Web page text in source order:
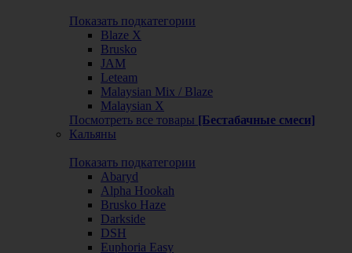
Показать подкатегории
Blaze X
Brusko
JAM
Leteam
Malaysian Mix / Blaze
Malaysian X
Посмотреть все товары [Бестабачные смеси]
Кальяны
Показать подкатегории
Abaryd
Alpha Hookah
Brusko Haze
Darkside
DSH
Euphoria Easy